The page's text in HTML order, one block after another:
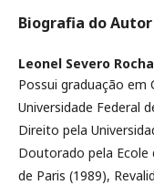
Biografia do Autor
Leonel Severo
Possui graduação em
Universidade Federal
Direito pela
Doutorado pela Ecole
de Paris (1989),